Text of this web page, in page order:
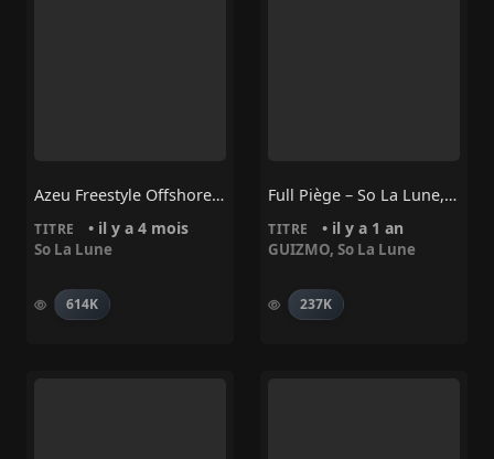
Azeu Freestyle Offshore – So La Lune
TITRE • il y a 4 mois
So La Lune
614K
Full Piège – So La Lune, Guizmo
TITRE • il y a 1 an
GUIZMO, So La Lune
237K